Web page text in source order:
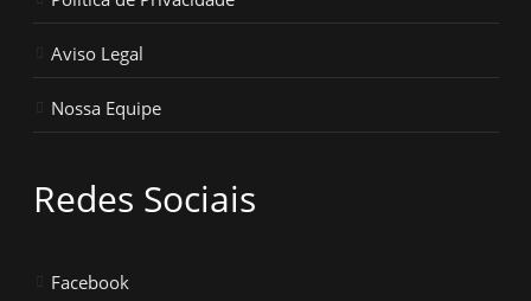
Aviso Legal
Nossa Equipe
Redes Sociais
Facebook